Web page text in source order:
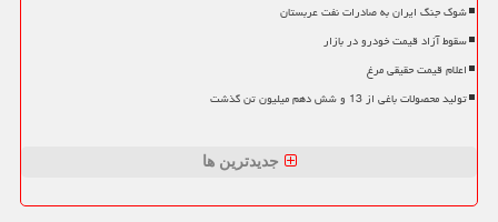
شوک جنگ ایران به صادرات نفت عربستان
سقوط آزاد قیمت خودرو در بازار
اعلام قیمت حقیقی مرغ
تولید محصولات باغی از 13 و شش دهم میلیون تن گذشت
جدیدترین ها